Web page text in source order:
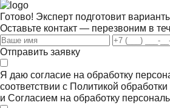
Готово! Эксперт подготовит
Оставьте контакт — перезвоним в
Отправить заявку
Я даю согласие на обработку
соответствии с Политикой
и Согласием на обработку